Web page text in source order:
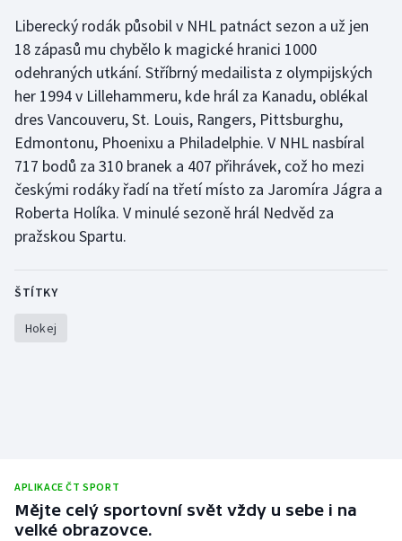
Moderní pětiboj
Motorsport
Olympijské hry
Parasport
Plavání
Sportovní střelba
Stolní tenis
Liberecký rodák působil v NHL patnáct sezon a už jen
18 zápasů mu chybělo k magické hranici 1000
odehraných utkání. Stříbrný medailista z olympijských
her 1994 v Lillehammeru, kde hrál za Kanadu, oblékal
dres Vancouveru, St. Louis, Rangers, Pittsburghu,
Edmontonu, Phoenixu a Philadelphie. V NHL nasbíral
717 bodů za 310 branek a 407 přihrávek, což ho mezi
českými rodáky řadí na třetí místo za Jaromíra Jágra a
Roberta Holíka. V minulé sezoně hrál Nedvěd za
pražskou Spartu.
ŠTÍTKY
Hokej
APLIKACE ČT SPORT
Mějte celý sportovní svět vždy u sebe i na
velké obrazovce.